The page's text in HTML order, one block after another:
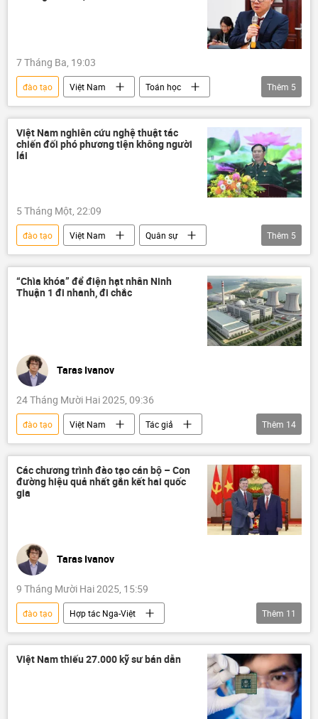
tiếng Nga
Quan điểm-Ý kiến
7 Tháng Ba, 19:03
đào tạo Việt Nam
Toán học
giáo sư
thông tin
Nhà khoa học
sinh viên
Ngô Bảo Châu
Thêm 5
Việt Nam nghiên cứu nghệ thuật tác
chiến đối phó phương tiện không người
lái
5 Tháng Một, 22:09
đào tạo Việt Nam
Quân sự
Bộ Quốc phòng Việt Nam
giáo dục
Chính trị
Bộ Tổng Tham mưu
Quân đội Nhân dân Việt Nam
Thêm 5
“Chìa khóa” để điện hạt nhân Ninh
Thuận 1 đi nhanh, đi chắc
Taras Ivanov
24 Tháng Mười Hai 2025, 09:36
đào tạo Việt Nam
Tác giả
Quan điểm-Ý kiến
điện
nhà máy điện hạt nhân
Ninh Thuận-1
nhà máy điện hạt nhân Ninh Thuận-1
Nga
Khoa học và công nghệ
Bộ Giáo dục-Khoa học Nga
Thêm 14
Các chương trình đào tạo cán bộ – Con
đường hiệu quả nhất gắn kết hai quốc
gia
Taras Ivanov
9 Tháng Mười Hai 2025, 15:59
đào tạo
Hợp tác Nga-Việt
Quan điểm-Ý kiến
Tác giả
RANEPA
công chức
cán bộ
Thêm 11
Việt Nam thiếu 27.000 kỹ sư bán dẫn